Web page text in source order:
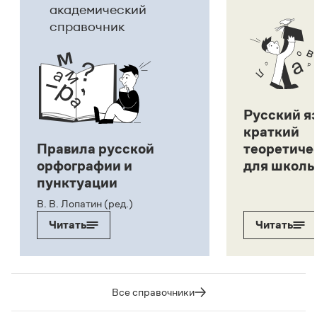
академический
справочник
Правила русской
орфографии и
пунктуации
В. В. Лопатин (ред.)
Читать
Русский
краткий
для
Читать
Все справочники